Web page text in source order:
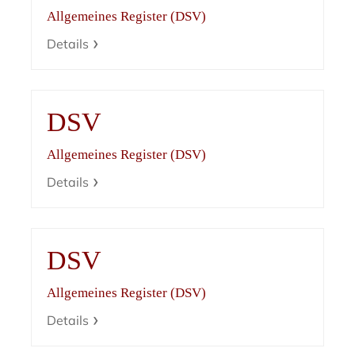
Allgemeines Register (DSV)
Details
DSV
Allgemeines Register (DSV)
Details
DSV
Allgemeines Register (DSV)
Details